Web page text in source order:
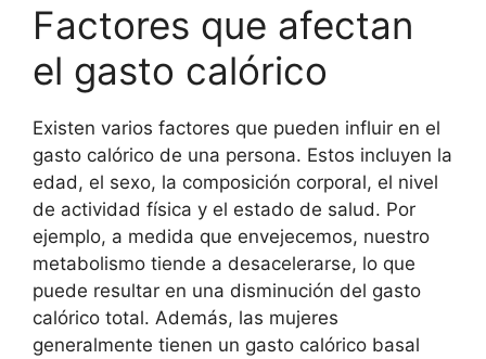
Factores que afectan
el gasto calórico
Existen varios factores que pueden influir en el
gasto calórico de una persona. Estos incluyen la
edad, el sexo, la composición corporal, el nivel
de actividad física y el estado de salud. Por
ejemplo, a medida que envejecemos, nuestro
metabolismo tiende a desacelerarse, lo que
puede resultar en una disminución del gasto
calórico total. Además, las mujeres
generalmente tienen un gasto calórico basal